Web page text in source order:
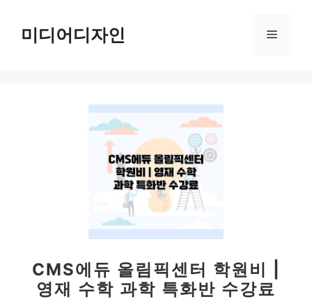
미디어디자인 메
CMS에듀 올림픽센터 학원비 |
영재 수학 과학 특화반 수강료